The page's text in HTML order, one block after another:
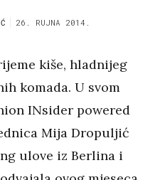
26. RUJNA 2014.
kiše, hladnijeg
komada. U svom
INsider powered
Mija Dropuljić
ulove iz Berlina i